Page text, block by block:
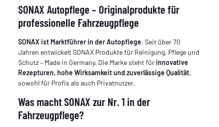
SONAX Autopflege – Originalprodukte für
professionelle Fahrzeugpflege
SONAX ist Marktführer in der Autopflege. Seit über 70
Jahren entwickelt SONAX Produkte für Reinigung, Pflege und
Schutz – Made in Germany. Die Marke steht fürinnovative
Rezepturen, hohe Wirksamkeit und zuverlässige Qualität,
sowohl für Profis als auch Privatnutzer.
Was macht SONAX zur Nr. 1 in der
Fahrzeugpflege?